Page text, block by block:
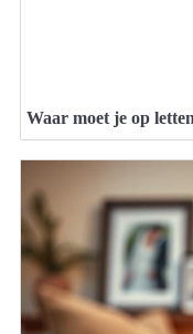
Waar moet je op